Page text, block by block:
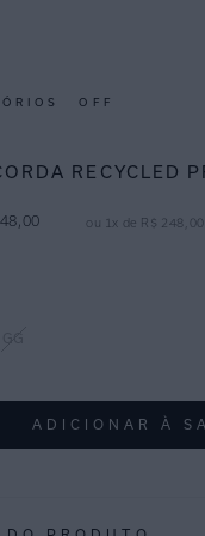
OFF
RECYCLED
00 ou 1 x de R$ 248 00
ADICIONAR À